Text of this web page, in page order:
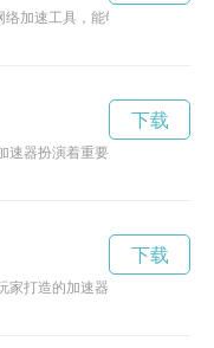
加速工具，能够帮助用户在
速器扮演着重要的角色，助力
下载
家打造的加速器工具，可以帮
下载